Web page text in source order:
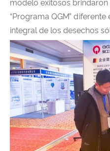
modelo exitosos
“Programa QGM”
integral de los desechos